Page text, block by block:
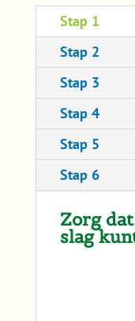
Stap 1
Stap 2
Stap 3
Stap 4
Stap 5
Stap 6
Zorg
slag